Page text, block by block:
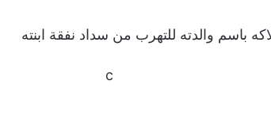
باسم والدته للتهرب من سداد نفقة ابنته
c